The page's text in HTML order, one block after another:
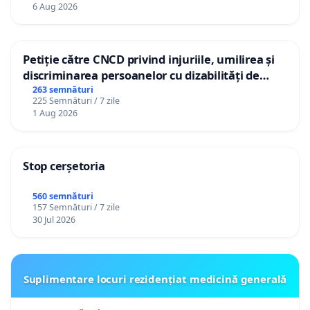
6 Aug 2026
Petiție către CNCD privind injuriile, umilirea și
discriminarea persoanelor cu dizabilități de
către utilizatorul TikTok „Gorici”
263 semnături
225 Semnături / 7 zile
1 Aug 2026
Stop cerșetoria
560 semnături
157 Semnături / 7 zile
30 Jul 2026
Suplimentare locuri rezidențiat medicină generală